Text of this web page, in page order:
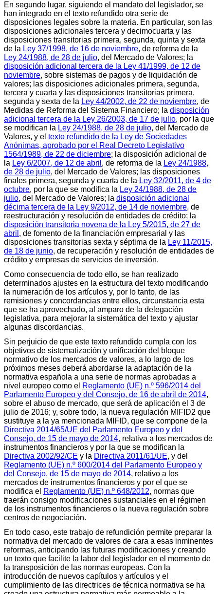
En segundo lugar, siguiendo el mandato del legislador, se
han integrado en el texto refundido otra serie de
disposiciones legales sobre la materia. En particular, son las
disposiciones adicionales tercera y decimocuarta y las
disposiciones transitorias primera, segunda, quinta y sexta
de la Ley 37/1998, de 16 de noviembre, de reforma de la
Ley 24/1988, de 28 de julio, del Mercado de Valores; la
disposición adicional tercera de la Ley 41/1999, de 12 de
noviembre, sobre sistemas de pagos y de liquidación de
valores; las disposiciones adicionales primera, segunda,
tercera y cuarta y las disposiciones transitorias primera,
segunda y sexta de la Ley 44/2002, de 22 de noviembre, de
Medidas de Reforma del Sistema Financiero; la disposición
adicional tercera de la Ley 26/2003, de 17 de julio, por la que
se modifican la Ley 24/1988, de 28 de julio, del Mercado de
Valores, y el texto refundido de la Ley de Sociedades
Anónimas, aprobado por el Real Decreto Legislativo
1564/1989, de 22 de diciembre; la disposición adicional de
la Ley 6/2007, de 12 de abril , de reforma de la Ley 24/1988,
de 28 de julio, del Mercado de Valores; las disposiciones
finales primera, segunda y cuarta de la Ley 32/2011, de 4 de
octubre, por la que se modifica la Ley 24/1988, de 28 de
julio, del Mercado de Valores; la disposición adicional
décima tercera de la Ley 9/2012, de 14 de noviembre, de
reestructuración y resolución de entidades de crédito; la
disposición transitoria novena de la Ley 5/2015, de 27 de
abril , de fomento de la financiación empresarial y las
disposiciones transitorias sexta y séptima de la Ley 11/2015,
de 18 de junio, de recuperación y resolución de entidades de
crédito y empresas de servicios de inversión.
Como consecuencia de todo ello, se han realizado
determinados ajustes en la estructura del texto modificando
la numeración de los artículos y, por lo tanto, de las
remisiones y concordancias entre ellos, circunstancia esta
que se ha aprovechado, al amparo de la delegación
legislativa, para mejorar la sistemática del texto y ajustar
algunas discordancias.
Sin perjuicio de que este texto refundido cumpla con los
objetivos de sistematización y unificación del bloque
normativo de los mercados de valores, a lo largo de los
próximos meses deberá abordarse la adaptación de la
normativa española a una serie de normas aprobadas a
nivel europeo como el Reglamento (UE) n.º 596/2014 del
Parlamento Europeo y del Consejo, de 16 de abril de 2014,
sobre el abuso de mercado, que será de aplicación el 3 de
julio de 2016; y, sobre todo, la nueva regulación MIFID2 que
sustituye a la ya mencionada MIFID, que se compone de la
Directiva 2014/65/UE del Parlamento Europeo y del
Consejo, de 15 de mayo de 2014, relativa a los mercados de
instrumentos financieros y por la que se modifican la
Directiva 2002/92/CE y la Directiva 2011/61/UE, y del
Reglamento (UE) n.º 600/2014 del Parlamento Europeo y
del Consejo, de 15 de mayo de 2014, relativo a los
mercados de instrumentos financieros y por el que se
modifica el Reglamento (UE) n.º 648/2012, normas que
traerán consigo modificaciones sustanciales en el régimen
de los instrumentos financieros o la nueva regulación sobre
centros de negociación.
En todo caso, este trabajo de refundición permite preparar la
normativa del mercado de valores de cara a esas inminentes
reformas, anticipando las futuras modificaciones y creando
un texto que facilite la labor del legislador en el momento de
la transposición de las normas europeas. Con la
introducción de nuevos capítulos y artículos y el
cumplimiento de las directrices de técnica normativa se ha